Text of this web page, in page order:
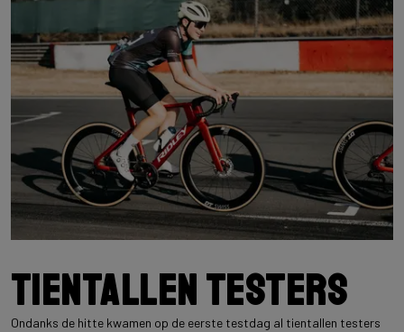
Tientallen testers
Ondanks de hitte kwamen op de eerste testdag al tientallen testers